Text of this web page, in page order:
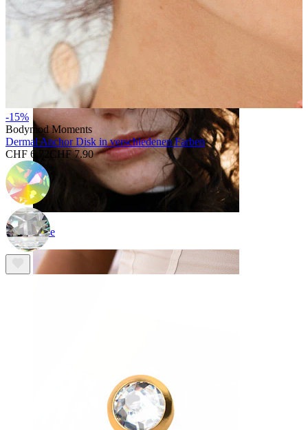
Nase
-15%
Bodymod Moments
Dermal Anchor Disk in verschiedenen Farben
CHF 6.72
CHF 7.90